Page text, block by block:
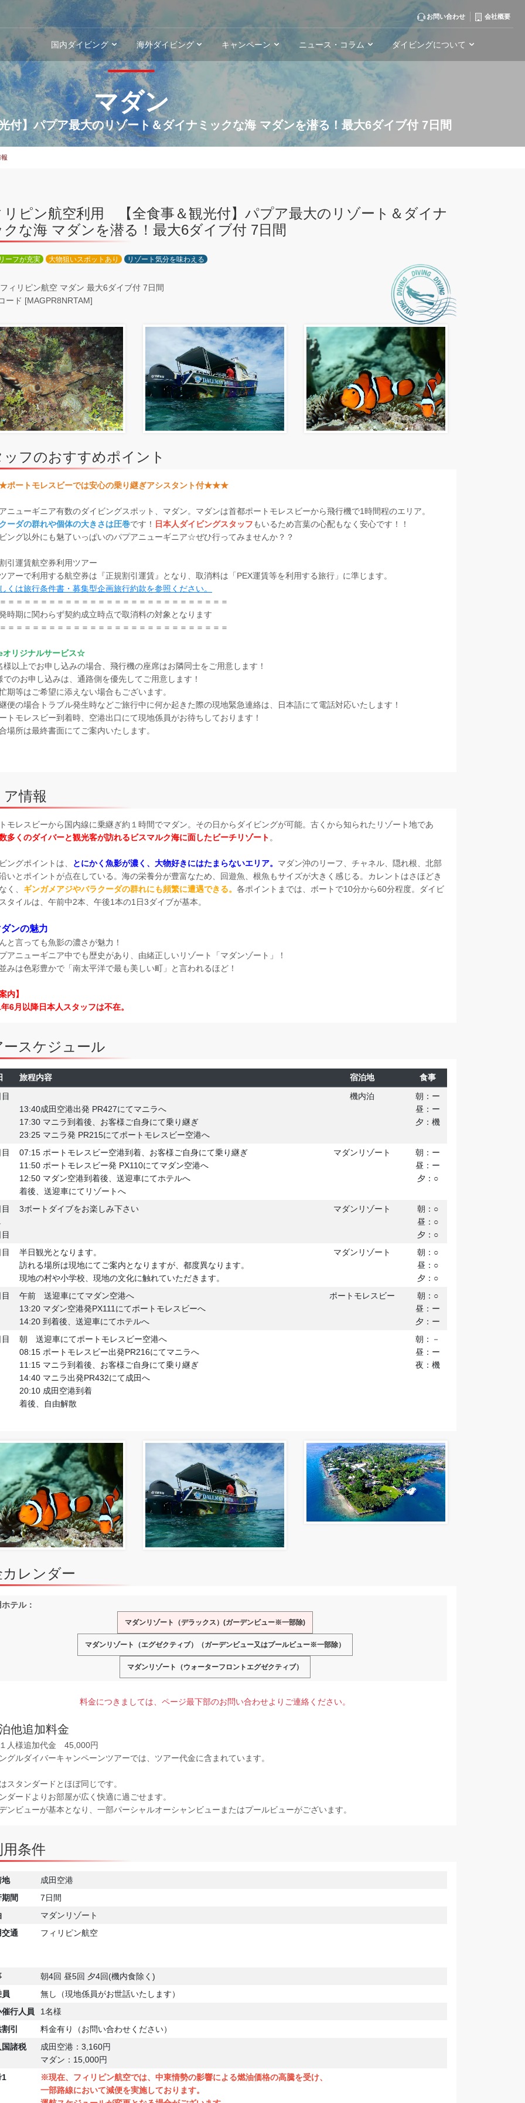
マダン
】パプア最大のリゾート＆ダイナミックな海 マダンを潜る！最大6ダイブ付 7日間
リピン航空利用 【全食事＆観光付】パプア最大のリゾート＆ダイナ
クな海 マダンを潜る！最大6ダイブ付 7日間
ーフが充実 大物狙いスポットあり リゾート気分を味わえる
ィリピン航空 マダン 最大6ダイブ付 7日間
ード [MAGPR8NRTAM]
ッフのおすすめポイント
ートモレスビーでは安心の乗り継ぎアシスタント付★★★
ニューギニア有数のダイビングスポット、マダン。マダンは首都ポートモレスビーから飛行機で1時間程のエリア。
ーダの群れや個体の大きさは圧巻です！ 日本人ダイビングスタッフもいるため言葉の心配もなく安心です！！
ング以外にも魅了いっぱいのパプアニューギニア☆ぜひ行ってみませんか？？
引運賃航空券利用ツアー
アーで利用する航空券は『正規割引運賃』となり、取消料は「PEX運賃等を利用する旅行」に準じます。
くは旅行条件書・募集型企画旅行約款を参照ください。
＝＝＝＝＝＝＝＝＝＝＝＝＝＝＝＝＝＝＝＝＝＝＝＝＝＝＝
時期に関わらず契約成立時点で取消料の対象となります
＝＝＝＝＝＝＝＝＝＝＝＝＝＝＝＝＝＝＝＝＝＝＝＝＝＝＝
リジナルサービス☆
以上でお申し込みの場合、飛行機の座席はお隣同士をご用意します！
でのお申し込みは、通路側を優先してご用意します！
期等はご希望に添えない場合もございます。
便の場合トラブル発生時などご旅行中に何か起きた際の現地緊急連絡は、日本語にて電話対応いたします！
トモレスビー到着時、空港出口にて現地係員がお待ちしております！
場所は最終書面にてご案内いたします。
情報
モレスビーから国内線に乗継ぎ約１時間でマダン。その日からダイビングが可能。古くから知られたリゾート地であ
多くのダイバーと観光客が訪れるビスマルク海に面したビーチリゾート。
ングポイントは、 とにかく魚影が濃く、大物好きにはたまらないエリア。 マダン沖のリーフ、チャネル、隠れ根、北部
いとポイントが点在している。海の栄養分が豊富なため、回遊魚、根魚もサイズが大きく感じる。カレントはさほどき
く、 ギンガメアジやバラクーダの群れにも頻繁に遭遇できる。 各ポイントまでは、ボートで10分から60分程度。ダイビ
タイルは、午前中2本、午後1本の1日3ダイブが基本。
ンの魅力
と言っても魚影の濃さが魅力！
アニューギニア中でも歴史があり、由緒正しいリゾート「マダンゾート」！
みは色彩豊かで「南太平洋で最も美しい町」と言われるほど！
内】
6月以降日本人スタッフは不在。
ースケジュール
旅程内容 宿泊地
食事
13:40成田空港出発 PR427にてマニラへ
17:30 マニラ到着後、お客様ご自身にて乗り継ぎ
23:25 マニラ発 PR215にてポートモレスビー空港へ
機内泊
朝：ー
昼：ー
夕：機
07:15 ポートモレスビー空港到着、お客様ご自身にて乗り継ぎ
11:50 ポートモレスビー発 PX110にてマダン空港へ
12:50 マダン空港到着後、送迎車にてホテルへ
着後、送迎車にてリゾートへ
マダンリゾート
朝：ー
昼：ー
夕：○
3ボートダイブをお楽しみ下さい マダンリゾート
朝：○
昼：○
夕：○
半日観光となります。
訪れる場所は現地にてご案内となりますが、都度異なります。
現地の村や小学校、現地の文化に触れていただきます。
マダンリゾート
朝：○
昼：○
夕：○
午前 送迎車にてマダン空港へ
13:20 マダン空港発PX111にてポートモレスビーへ
14:20 到着後、送迎車にてホテルへ
ポートモレスビー
朝：○
昼：ー
夕：ー
朝 送迎車にてポートモレスビー空港へ
08:15 ポートモレスビー出発PR216にてマニラへ
11:15 マニラ到着後、お客様ご自身にて乗り継ぎ
14:40 マニラ出発PR432にて成田へ
20:10 成田空港到着
着後、自由解散
朝：－
昼：ー
夜：機
レンダー
テル：
マダンリゾート（デラックス）(ガーデンビュー※一部除)
マダンリゾート（エグゼクティブ）（ガーデンビュー又はプールビュー※一部除）
マダンリゾート（ウォーターフロントエグゼクティブ）
料金につきましては、ページ最下部のお問い合わせよりご連絡ください。
他追加料金
人様追加代金 45,000円
グルダイバーキャンペーンツアーでは、ツアー代金に含まれています。
スタンダードとほぼ同じです。
ダードよりお部屋が広く快適に過ごせます。
ンビューが基本となり、一部パーシャルオーシャンビューまたはプールビューがございます。
条件
地
成田空港
間
7日間
マダンリゾート
通
フィリピン航空
朝4回 昼5回 夕4回(機内食除く)
無し（現地係員がお世話いたします）
催行人員
1名様
引
料金有り（お問い合わせください）
諸税
成田空港：3,160円
マダン：15,000円
1
※現在、フィリピン航空では、中東情勢の影響による燃油価格の高騰を受け、
一部路線において減便を実施しております。
お問い合わせ 会社概要
国内ダイビング 海外ダイビング キャンペーン ニュース・コラム ダイビングについて